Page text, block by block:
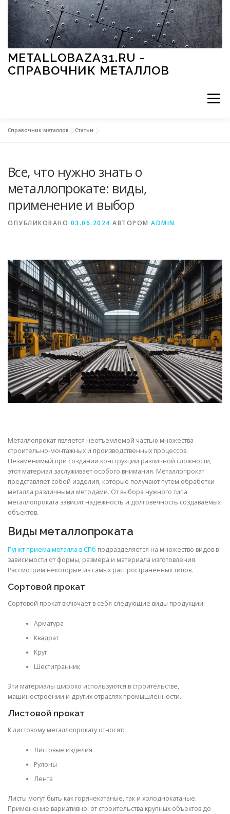
Перейти к содержимому
METALLOBAZA31.RU -
СПРАВОЧНИК МЕТАЛЛОВ
Меню
МЕТАЛЛЫ И ОКРУЖАЮЩАЯ СРЕДА
ПРИМЕНЕНИЕ МЕТАЛЛОВ
СТАТЬИ
Справочник металлов »Статьи
Все, что нужно знать о
металлопрокате: виды,
применение и выбор
ОПУБЛИКОВАНО 03.06.2024 АВТОРОМ ADMIN
Металлопрокат является неотъемлемой частью множества
строительно-монтажных и производственных процессов.
Незаменимый при создании конструкции различной сложности,
этот материал заслуживает особого внимания. Металлопрокат
представляет собой изделия, которые получают путем обработки
металла различными методами. От выбора нужного типа
металлопроката зависит надежность и долговечность создаваемых
объектов.
Виды металлопроката
Пункт приема металла в СПб подразделяется на множество видов в
зависимости от формы, размера и материала изготовления.
Рассмотрим некоторые из самых распространенных типов.
Сортовой прокат
Сортовой прокат включает в себя следующие виды продукции:
Арматура
Квадрат
Круг
Шестигранник
Эти материалы широко используются в строительстве,
машиностроении и других отраслях промышленности.
Листовой прокат
К листовому металлопрокату относят:
Листовые изделия
Рулоны
Лента
Листы могут быть как горячекатаные, так и холоднокатаные.
Применение вариативно: от строительства крупных объектов до